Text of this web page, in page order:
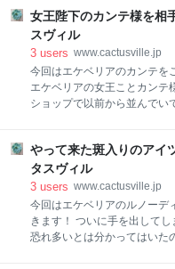
す！ 今回用意したのはダイ
ちらの細長いプラ鉢！ かなり
想定して採用しました！ 材料
物連鎖』で入手した訳なんで
んな所だよ！ ↓↓↓
連鎖』ってイベントも今回で
いにくの雨模様で出店される
ようで少し寂しい感じでした
を買わせて頂いたこちらの『
も奥様の育てたラウイを購入
今でももちろん元気に育って
ファーレと言えばあの
女王陛下のカンテ様を相
スヴィル
3 users www.cactusville.jp
今回はエケベリアのカンテを
エケベリアの女王ことカンテ
ショップで以前から並んでい
れないね...』との事... だから
だって！ 私には願ったり叶っ
迷う事なく直ぐに飛びつきお
イズとしては結構な大株サイ
ーバーしている女王様です！
テあるあるの外葉が枯れる状
やって来た斑入りのアイ
タスヴィル
3 users www.cactusville.jp
今回はエケベリアのルノーデ
きます！ ついに手を出して
恐れ多いとは分かってはいた